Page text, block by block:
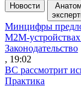
Новости
Минцифры
M2M-
Законодательство
, 19:02
ВС рассмотрит
Практика